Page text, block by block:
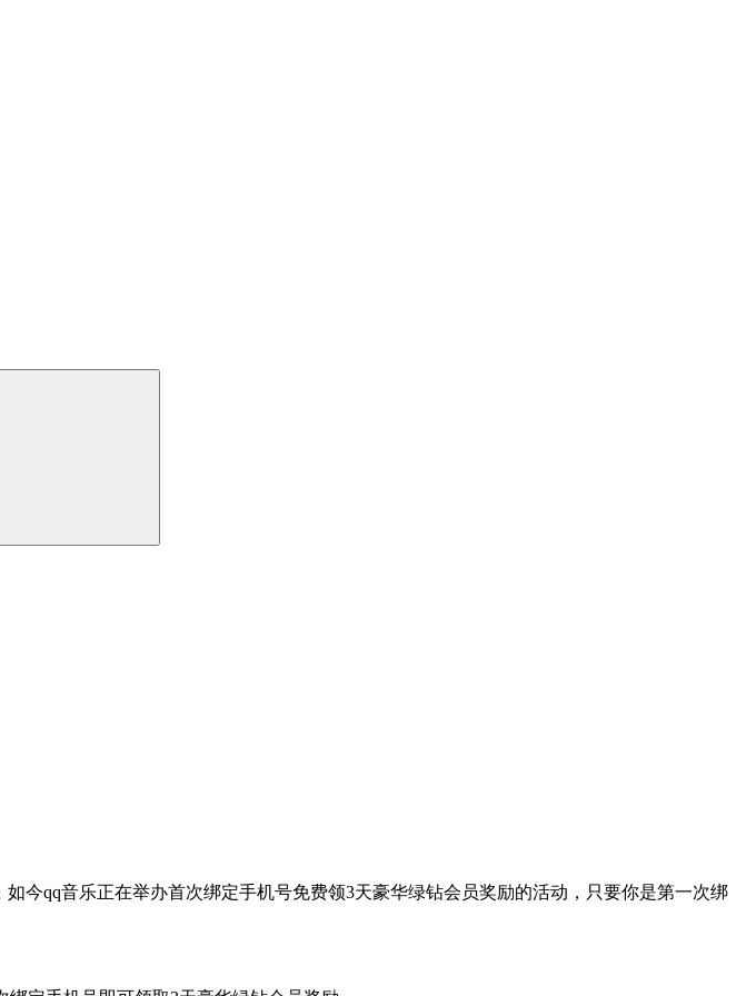
今qq音乐正在举办首次绑定手机号免费领3天豪华绿钻会员奖励的活动，只要你是第一次绑